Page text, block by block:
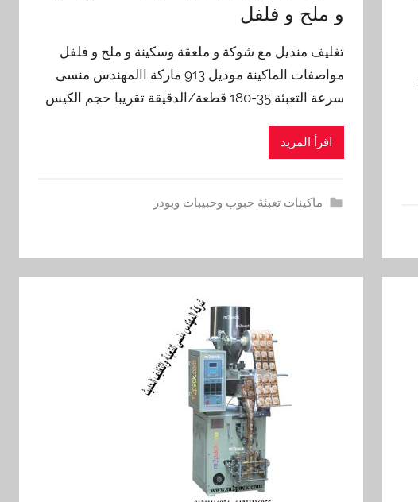
و ملح و فلفل
تغليف منديل مع شوكة و ملعقة وسكينة و ملح و فلفل
مواصفات الماكينة موديل 913 ماركة االمهندس منسى
سرعة التعبئة 35-180 قطعة/الدقيقة تقريبا حجم الكيس
اقرأ المزيد
ماكينات تعبئة حبوب وحبيبات وبودر